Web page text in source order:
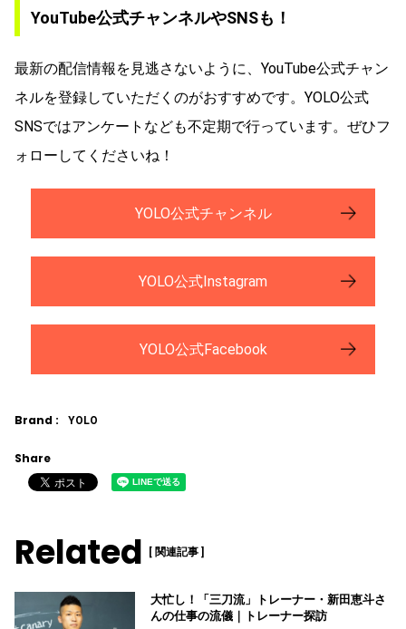
YouTube公式チャンネルやSNSも！
最新の配信情報を見逃さないように、YouTube公式チャン
ネルを登録していただくのがおすすめです。YOLO公式
SNSではアンケートなども不定期で行っています。ぜひフ
ォローしてくださいね！
YOLO公式チャンネル
YOLO公式Instagram
YOLO公式Facebook
Brand : YOLO
Share
Related [ 関連記事 ]
大忙し！「三刀流」トレーナー・新田恵斗さ
んの仕事の流儀｜トレーナー探訪